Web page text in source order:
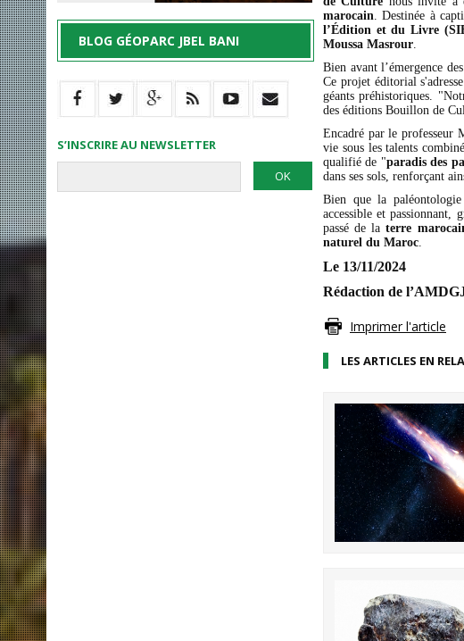
marocain . Destinée à
l’Édition et du Livre
Moussa Masrour
Bien avant l’émergence
Ce projet éditorial
géants préhistoriques.
des éditions Bouillon de
Encadré par le professeur
vie sous les talents
qualifié de "paradis des
dans ses sols, renforçant
Bien que la
accessible et passionnant,
passé de laterre
naturel du Maroc
Le 13/11/2024
Rédaction de
Imprimer l'article
LES ARTICLES EN
BLOG GÉOPARC JBEL BANI
S’INSCRIRE AU NEWSLETTER